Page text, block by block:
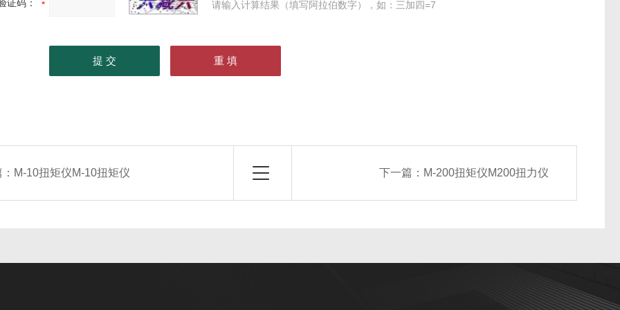
证码： 请输入计算结果（填写阿拉伯数字），如：三加四=7
M-10扭矩仪M-10扭矩仪 下一篇： M-200扭矩仪M200扭力仪